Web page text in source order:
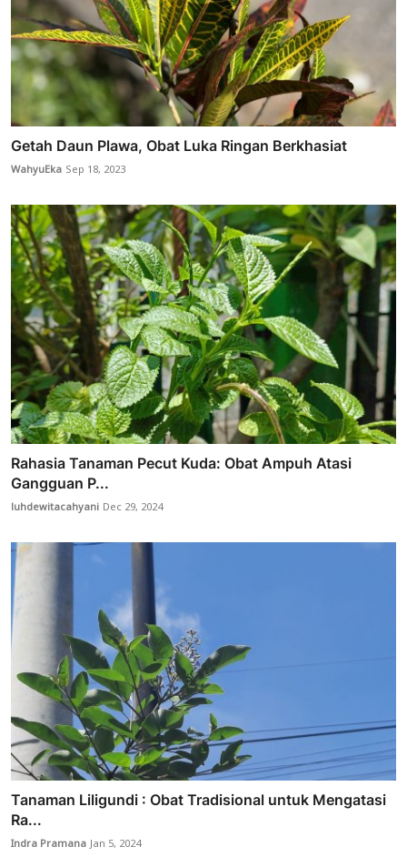
Getah Daun Plawa, Obat Luka Ringan Berkhasiat
WahyuEka Sep 18, 2023
Rahasia Tanaman Pecut Kuda: Obat Ampuh Atasi
Gangguan P...
luhdewitacahyani Dec 29, 2024
Tanaman Liligundi : Obat Tradisional untuk Mengatasi
Ra...
Indra PramanaJan 5, 2024